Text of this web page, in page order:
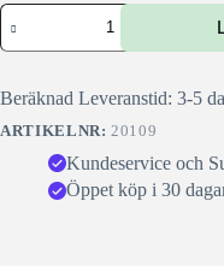
Antennadapter
dubbel
fakra
Beräknad Leveranstid: 3-5
ARTIKELNR: 20109
Kundeservice och
Öppet köp i 30